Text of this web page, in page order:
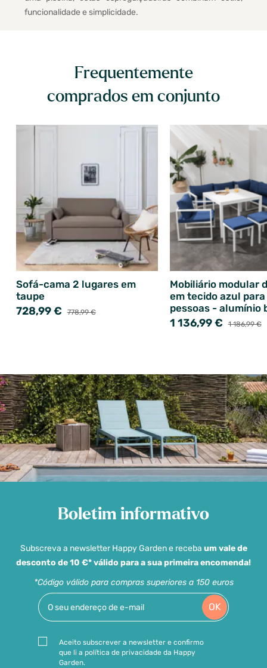
funcionalidade e simplicidade.
Frequentemente
comprados em conjunto
Sofá-cama 2 lugares em
taupe
728,99 € 778,99 €
Mobiliário modular
em tecido azul para
pessoas - alumínio
1 136,99 € 1 186,99 €
Boletim informativo
Subscreva a newsletter Happy Garden e receba um vale de
desconto de 10 €* válido para a sua primeira encomenda!
*Código válido para compras superiores a 150 euros
OK
Aceito subscrever a newsletter e confirmo
que li a política de privacidade da Happy
Garden.